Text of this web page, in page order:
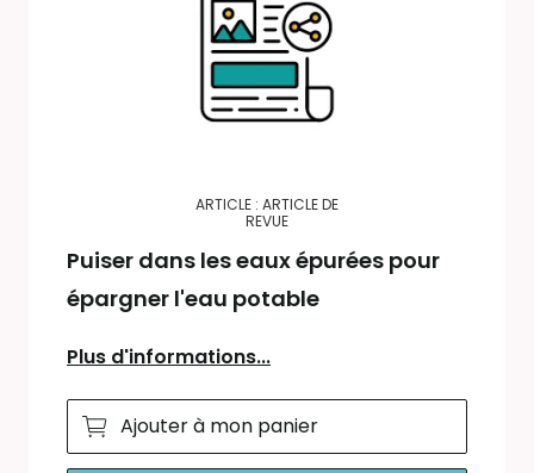
ARTICLE : ARTICLE DE
REVUE
Puiser dans les eaux épurées pour
épargner l'eau potable
Plus d'informations...
Ajouter à mon panier